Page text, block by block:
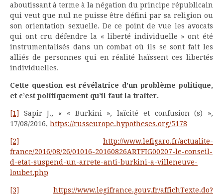
aboutissant à terme à la négation du principe républicain
qui veut que nul ne puisse être défini par sa religion ou
son orientation sexuelle. De ce point de vue les avocats
qui ont cru défendre la « liberté individuelle » ont été
instrumentalisés dans un combat où ils se sont fait les
alliés de personnes qui en réalité haïssent ces libertés
individuelles.
Cette question est révélatrice d’un problème politique,
et c’est politiquement qu’il faut la traiter.
[1]
Sapir J., « « Burkini », laïcité et confusion (s) »,
17/08/2016, https://russeurope.hypotheses.org/5178
[2]
http://www.lefigaro.fr/actualite-
france/2016/08/26/01016-20160826ARTFIG00207-le-conseil-
d-etat-suspend-un-arrete-anti-burkini-a-villeneuve-
loubet.php
[3]
https://www.legifrance.gouv.fr/affichTexte.do?